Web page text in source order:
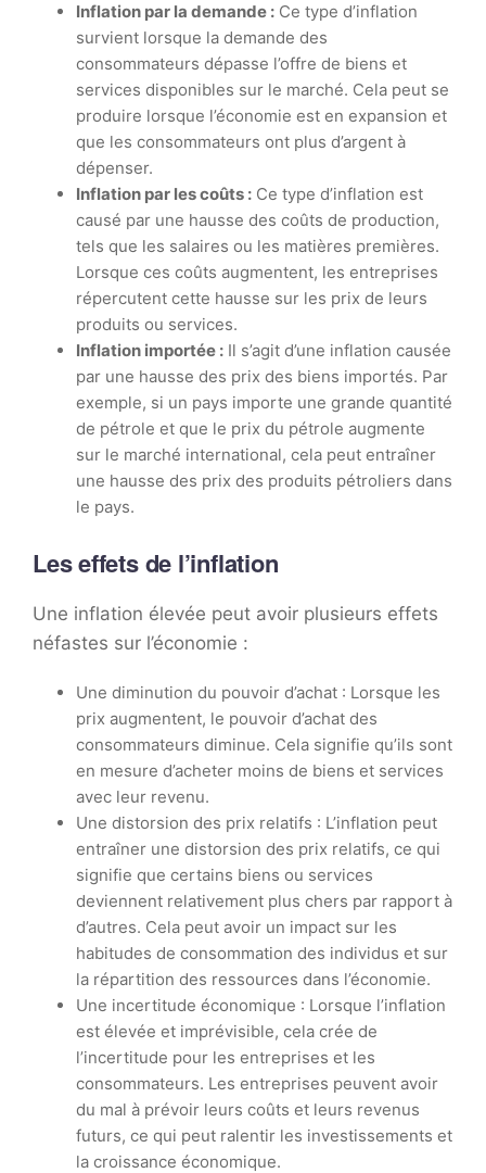
Inflation par la demande : Ce type d’inflation
survient lorsque la demande des
consommateurs dépasse l’offre de biens et
services disponibles sur le marché. Cela peut se
produire lorsque l’économie est en expansion et
que les consommateurs ont plus d’argent à
dépenser.
Inflation par les coûts : Ce type d’inflation est
causé par une hausse des coûts de production,
tels que les salaires ou les matières premières.
Lorsque ces coûts augmentent, les entreprises
répercutent cette hausse sur les prix de leurs
produits ou services.
Inflation importée : Il s’agit d’une inflation causée
par une hausse des prix des biens importés. Par
exemple, si un pays importe une grande quantité
de pétrole et que le prix du pétrole augmente
sur le marché international, cela peut entraîner
une hausse des prix des produits pétroliers dans
le pays.
Les effets de l’inflation
Une inflation élevée peut avoir plusieurs effets
néfastes sur l’économie :
Une diminution du pouvoir d’achat : Lorsque les
prix augmentent, le pouvoir d’achat des
consommateurs diminue. Cela signifie qu’ils sont
en mesure d’acheter moins de biens et services
avec leur revenu.
Une distorsion des prix relatifs : L’inflation peut
entraîner une distorsion des prix relatifs, ce qui
signifie que certains biens ou services
deviennent relativement plus chers par rapport à
d’autres. Cela peut avoir un impact sur les
habitudes de consommation des individus et sur
la répartition des ressources dans l’économie.
Une incertitude économique : Lorsque l’inflation
est élevée et imprévisible, cela crée de
l’incertitude pour les entreprises et les
consommateurs. Les entreprises peuvent avoir
du mal à prévoir leurs coûts et leurs revenus
futurs, ce qui peut ralentir les investissements et
la croissance économique.